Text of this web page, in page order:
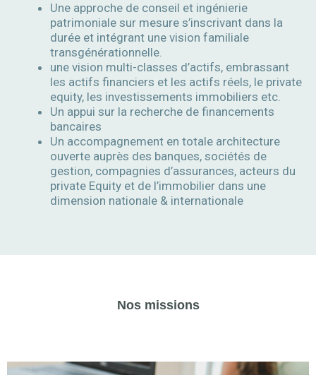
Une approche de conseil et ingénierie
patrimoniale sur mesure s’inscrivant dans la
durée et intégrant une vision familiale
transgénérationnelle.
une vision multi-classes d’actifs, embrassant
les actifs financiers et les actifs réels, le private
equity, les investissements immobiliers etc.
Un appui sur la recherche de financements
bancaires
Un accompagnement en totale architecture
ouverte auprès des banques, sociétés de
gestion, compagnies d’assurances, acteurs du
private Equity et de l’immobilier dans une
dimension nationale & internationale
Nos missions